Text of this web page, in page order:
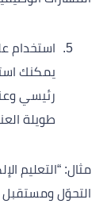
استخدام
يمكنك
رئيسي
طويلة
مثال: “التعليم
التحوّل ومستقبل